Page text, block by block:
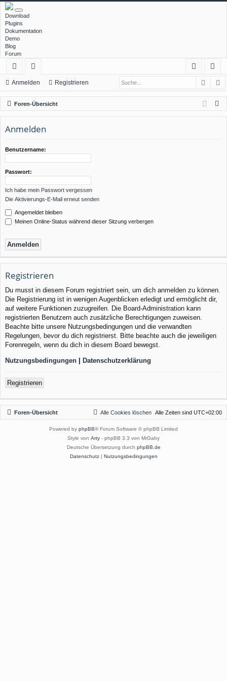
Download
Plugins
Dokumentation
Demo
Blog
Forum
ch
ne
llz
ug
f
or
en
m
el
ist
rie
Anmelden Registrieren
Foren-Übersicht
Anmelden
Benutzername:
Passwort:
Ich habe mein Passwort vergessen
Die Aktivierungs-E-Mail erneut senden
Angemeldet bleiben
Meinen Online-Status während dieser Sitzung verbergen
Registrieren
Du musst in diesem Forum registriert sein, um dich anmelden zu können.
Die Registrierung ist in wenigen Augenblicken erledigt und ermöglicht dir,
auf weitere Funktionen zuzugreifen. Die Board-Administration kann
registrierten Benutzern auch zusätzliche Berechtigungen zuweisen.
Beachte bitte unsere Nutzungsbedingungen und die verwandten
Regelungen, bevor du dich registrierst. Bitte beachte auch die jeweiligen
Forenregeln, wenn du dich in diesem Board bewegst.
Nutzungsbedingungen | Datenschutzerklärung
Registrieren
Foren-Übersicht Alle Zeiten sind UTC+02:00
Alle Cookies löschen
Powered by phpBB® Forum Software © phpBB Limited
Style von Arty - phpBB 3.3 von MrGaby
Deutsche Übersetzung durch phpBB.de
Datenschutz| Nutzungsbedingungen